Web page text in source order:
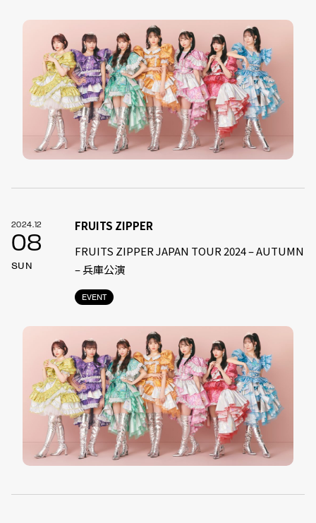
2024.12
08
SUN
EVENT
FRUITS ZIPPER
FRUITS ZIPPER JAPAN TOUR 2024 – AUTUMN
– 兵庫公演